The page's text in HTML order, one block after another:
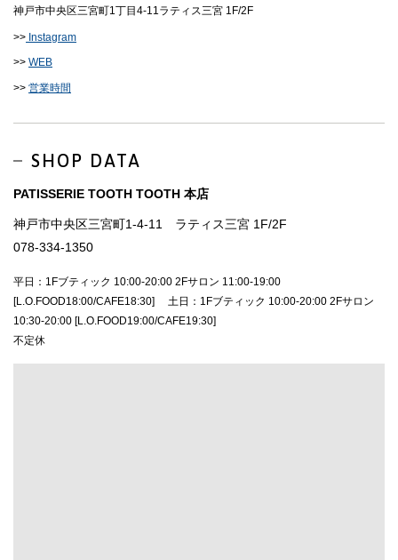
神戸市中央区三宮町1丁目4-11ラティス三宮 1F/2F
>> Instagram
>> WEB
>> 営業時間
SHOP DATA
PATISSERIE TOOTH TOOTH 本店
神戸市中央区三宮町1-4-11 ラティス三宮 1F/2F
078-334-1350
平日：1Fブティック 10:00-20:00 2Fサロン 11:00-19:00
[L.O.FOOD18:00/CAFE18:30] 土日：1Fブティック 10:00-20:00 2Fサロン
10:30-20:00 [L.O.FOOD19:00/CAFE19:30]
不定休